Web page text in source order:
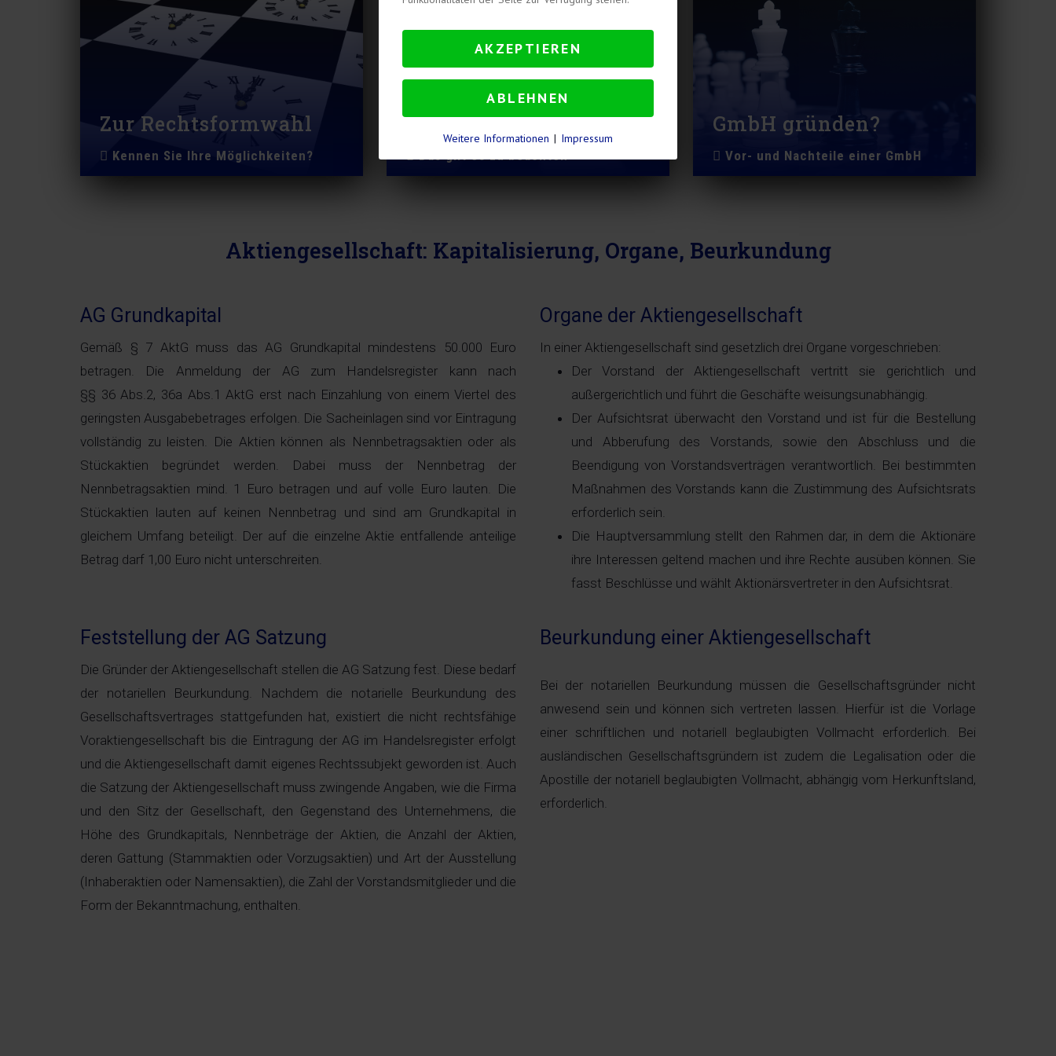
Zur Rechtsformwahl
Kennen Sie Ihre Möglichkeiten?
Gesellschaftsgründung
Das gilt es zu beachten
GmbH gründen?
Vor- und Nachteile einer GmbH
Aktiengesellschaft: Kapitalisierung, Organe, Beurkundung
AG Grundkapital
Gemäß § 7 AktG muss das AG Grundkapital mindestens 50.000 Euro
betragen. Die Anmeldung der AG zum Handelsregister kann nach
§§ 36 Abs.2, 36a Abs.1 AktG erst nach Einzahlung von einem Viertel des
geringsten Ausgabebetrages erfolgen. Die Sacheinlagen sind vor Eintragung
vollständig zu leisten. Die Aktien können als Nennbetragsaktien oder als
Stückaktien begründet werden. Dabei muss der Nennbetrag der
Nennbetragsaktien mind. 1 Euro betragen und auf volle Euro lauten. Die
Stückaktien lauten auf keinen Nennbetrag und sind am Grundkapital in
gleichem Umfang beteiligt. Der auf die einzelne Aktie entfallende anteilige
Betrag darf 1,00 Euro nicht unterschreiten.
Organe der Aktiengesellschaft
In einer Aktiengesellschaft sind gesetzlich drei Organe vorgeschrieben:
Der Vorstand der Aktiengesellschaft vertritt sie gerichtlich und
außergerichtlich und führt die Geschäfte weisungsunabhängig.
Der Aufsichtsrat überwacht den Vorstand und ist für die Bestellung
und Abberufung des Vorstands, sowie den Abschluss und die
Beendigung von Vorstandsverträgen verantwortlich. Bei bestimmten
Maßnahmen des Vorstands kann die Zustimmung des Aufsichtsrats
erforderlich sein.
Die Hauptversammlung stellt den Rahmen dar, in dem die Aktionäre
ihre Interessen geltend machen und ihre Rechte ausüben können. Sie
fasst Beschlüsse und wählt Aktionärsvertreter in den Aufsichtsrat.
Feststellung der AG Satzung
Die Gründer der Aktiengesellschaft stellen die AG Satzung fest. Diese bedarf
der notariellen Beurkundung. Nachdem die notarielle Beurkundung des
Gesellschaftsvertrages stattgefunden hat, existiert die nicht rechtsfähige
Voraktiengesellschaft bis die Eintragung der AG im Handelsregister erfolgt
und die Aktiengesellschaft damit eigenes Rechtssubjekt geworden ist. Auch
die Satzung der Aktiengesellschaft muss zwingende Angaben, wie die Firma
und den Sitz der Gesellschaft, den Gegenstand des Unternehmens, die
Höhe des Grundkapitals, Nennbeträge der Aktien, die Anzahl der Aktien,
deren Gattung (Stammaktien oder Vorzugsaktien) und Art der Ausstellung
(Inhaberaktien oder Namensaktien), die Zahl der Vorstandsmitglieder und die
Form der Bekanntmachung, enthalten.
Beurkundung einer Aktiengesellschaft
Bei der notariellen Beurkundung müssen die Gesellschaftsgründer nicht
anwesend sein und können sich vertreten lassen. Hierfür ist die Vorlage
einer schriftlichen und notariell beglaubigten Vollmacht erforderlich. Bei
ausländischen Gesellschaftsgründern ist zudem die Legalisation oder die
Apostille der notariell beglaubigten Vollmacht, abhängig vom Herkunftsland,
erforderlich.
AKZEPTIEREN
ABLEHNEN
Weitere Informationen | Impressum